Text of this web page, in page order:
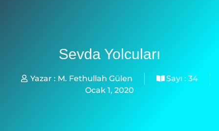
Sevda Yolcuları
Yazar : M. Fethullah Gülen Sayı : 34
Ocak 1, 2020